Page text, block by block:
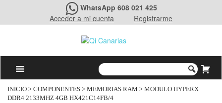
WhatsApp 608 021 425
Acceder a mi cuenta
Registrarme
INICIO > COMPONENTES > MEMORIAS RAM > MODULO HYPERX
DDR4 2133MHZ 4GB HX421C14FB/4